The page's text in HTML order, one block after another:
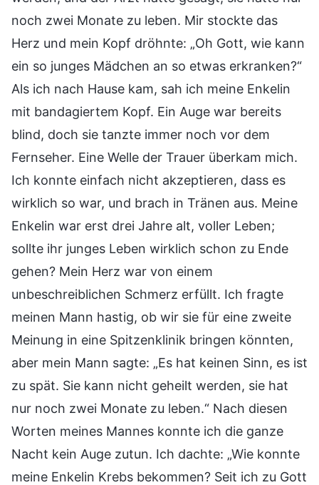
noch zwei Monate zu leben. Mir stockte das
Herz und mein Kopf dröhnte: „Oh Gott, wie kann
ein so junges Mädchen an so etwas erkranken?“
Als ich nach Hause kam, sah ich meine Enkelin
mit bandagiertem Kopf. Ein Auge war bereits
blind, doch sie tanzte immer noch vor dem
Fernseher. Eine Welle der Trauer überkam mich.
Ich konnte einfach nicht akzeptieren, dass es
wirklich so war, und brach in Tränen aus. Meine
Enkelin war erst drei Jahre alt, voller Leben;
sollte ihr junges Leben wirklich schon zu Ende
gehen? Mein Herz war von einem
unbeschreiblichen Schmerz erfüllt. Ich fragte
meinen Mann hastig, ob wir sie für eine zweite
Meinung in eine Spitzenklinik bringen könnten,
aber mein Mann sagte: „Es hat keinen Sinn, es ist
zu spät. Sie kann nicht geheilt werden, sie hat
nur noch zwei Monate zu leben.“ Nach diesen
Worten meines Mannes konnte ich die ganze
Nacht kein Auge zutun. Ich dachte: „Wie konnte
meine Enkelin Krebs bekommen? Seit ich zu Gott